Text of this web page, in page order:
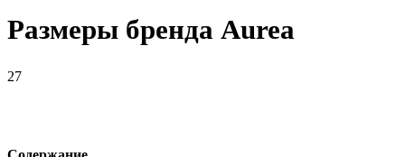
Размеры бренда Aurea
27